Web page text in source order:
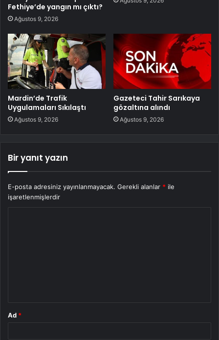
Fethiye’de yangın mı çıktı?
Ağustos 9, 2026
Mardin’de Trafik
Uygulamaları Sıkılaştı
Ağustos 9, 2026
Gazeteci Tahir Sarıkaya
gözaltına alındı
Ağustos 9, 2026
Bir yanıt yazın
E-posta adresiniz yayınlanmayacak. Gerekli alanlar * ile
işaretlenmişlerdir
Ad *